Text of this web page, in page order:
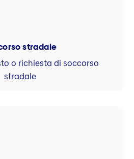
stradale
o richiesta di soccorso
stradale